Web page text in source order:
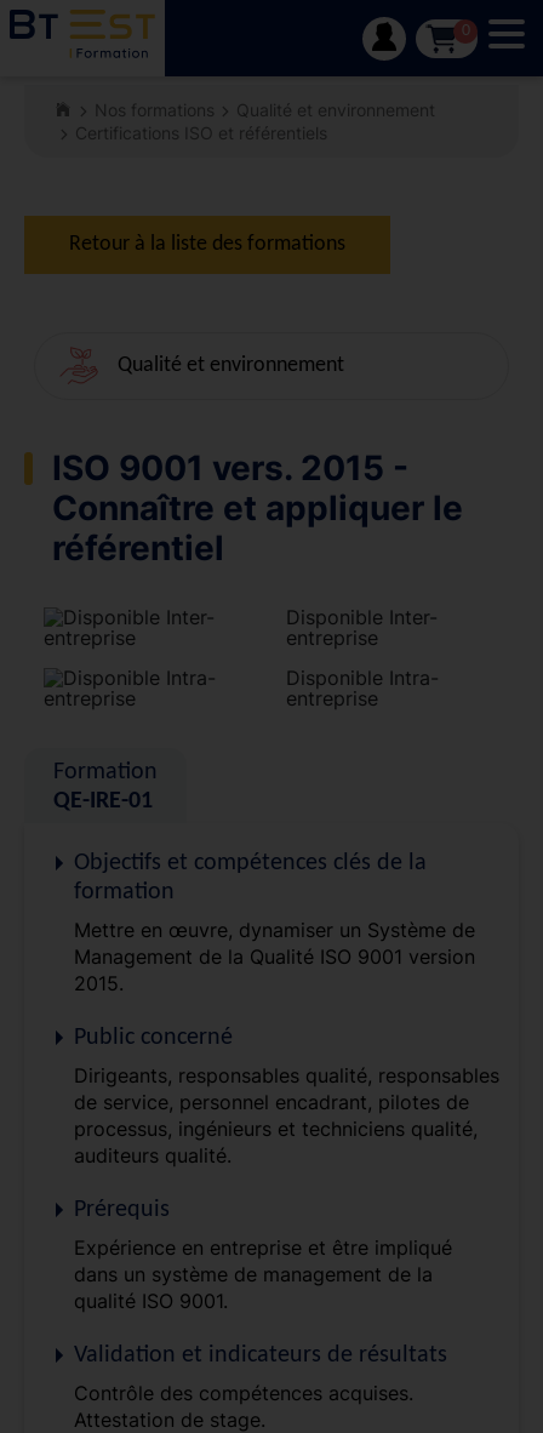
0
Nos formations
Qualité et environnement
Certifications ISO et référentiels
Retour à la liste des formations
Qualité et environnement
ISO 9001 vers. 2015 -
Connaître et appliquer le
référentiel
Disponible Inter-
entreprise
Disponible Intra-
entreprise
Formation
QE-IRE-01
Objectifs et compétences clés de la
formation
Mettre en œuvre, dynamiser un Système de
Management de la Qualité ISO 9001 version
2015.
Public concerné
Dirigeants, responsables qualité, responsables
de service, personnel encadrant, pilotes de
processus, ingénieurs et techniciens qualité,
auditeurs qualité.
Prérequis
Expérience en entreprise et être impliqué
dans un système de management de la
qualité ISO 9001.
Validation et indicateurs de résultats
Contrôle des compétences acquises.
Attestation de stage.